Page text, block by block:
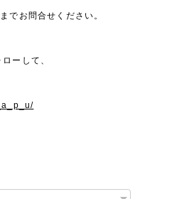
でお問合せください。
ーして、